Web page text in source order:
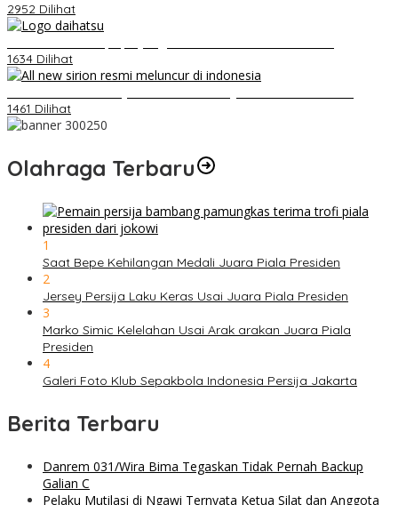
2952 Dilihat
1634 Dilihat
1461 Dilihat
Olahraga Terbaru
1
Saat Bepe Kehilangan Medali Juara Piala Presiden
2
Jersey Persija Laku Keras Usai Juara Piala Presiden
3
Marko Simic Kelelahan Usai Arak arakan Juara Piala
Presiden
4
Galeri Foto Klub Sepakbola Indonesia Persija Jakarta
Berita Terbaru
Danrem 031/Wira Bima Tegaskan Tidak Pernah Backup
Galian C
Pelaku Mutilasi di Ngawi Ternyata Ketua Silat dan Anggota